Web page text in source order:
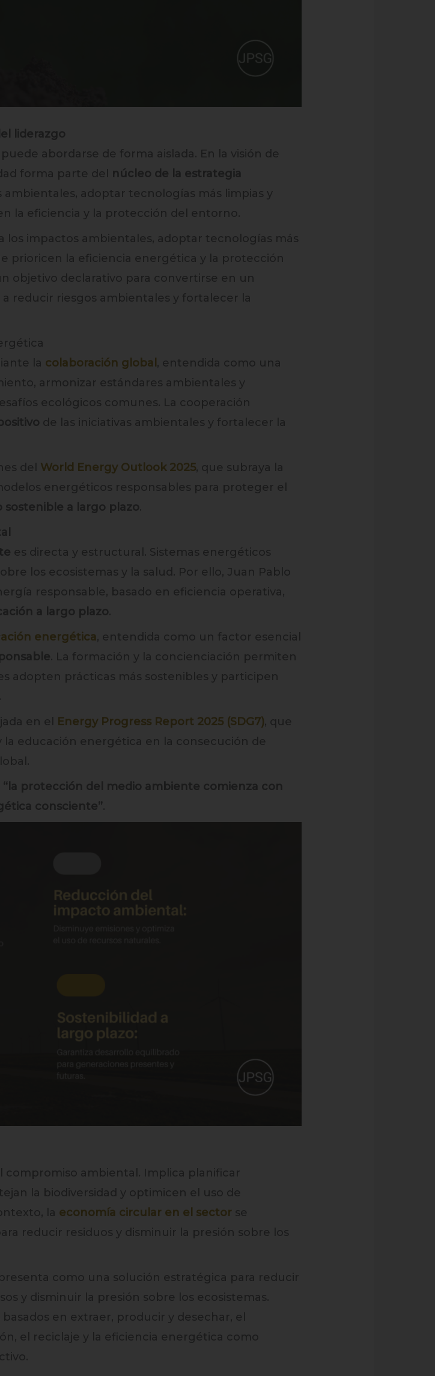
liderazgo
abordarse de forma aislada. En la visión de
forma parte del núcleo de la estrategia
ambientales, adoptar tecnologías más limpias y
la eficiencia y la protección del entorno.
los impactos ambientales, adoptar tecnologías más
prioricen la eficiencia energética y la protección
objetivo declarativo para convertirse en un
reducir riesgos ambientales y fortalecer la
la colaboración global , entendida como una
armonizar estándares ambientales y
ecológicos comunes. La cooperación
de las iniciativas ambientales y fortalecer la
del World Energy Outlook 2025, que subraya la
energéticos responsables para proteger el
sostenible a largo plazo.
es directa y estructural. Sistemas energéticos
los ecosistemas y la salud. Por ello, Juan Pablo
responsable, basado en eficiencia operativa,
a largo plazo.
energética, entendida como un factor esencial
. La formación y la concienciación permiten
adopten prácticas más sostenibles y participen
en el
Energy Progress Report 2025 (SDG7), que
educación energética en la consecución de
“la protección del medio ambiente comienza con
consciente”.
compromiso ambiental. Implica planificar
la biodiversidad y optimicen el uso de
la economía circular en el sector se
reducir residuos y disminuir la presión sobre los
como una solución estratégica para reducir
y disminuir la presión sobre los ecosistemas.
en extraer, producir y desechar, el
el reciclaje y la eficiencia energética como